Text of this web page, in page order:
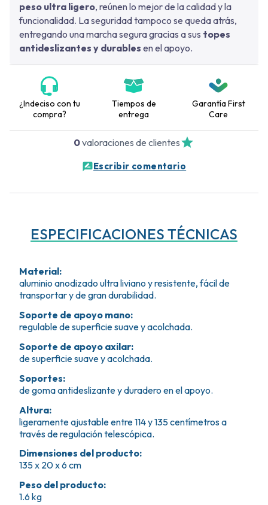
peso ultra ligero, reúnen lo mejor de la calidad y la
funcionalidad. La seguridad tampoco se queda atrás,
entregando una marcha segura gracias a sus topes
antideslizantes y durables en el apoyo.
¿Indeciso con tu
compra?
Tiempos de
entrega
Garantía First
Care
0valoraciones de clientes
Escribir comentario
ESPECIFICACIONES TÉCNICAS
Material:
aluminio anodizado ultra liviano y resistente, fácil de
transportar y de gran durabilidad.
Soporte de apoyo mano:
regulable de superficie suave y acolchada.
Soporte de apoyo axilar:
de superficie suave y acolchada.
Soportes:
de goma antideslizante y duradero en el apoyo.
Altura:
ligeramente ajustable entre 114 y 135 centímetros a
través de regulación telescópica.
Dimensiones del producto:
135 x 20 x 6 cm
Peso del producto:
1.6 kg